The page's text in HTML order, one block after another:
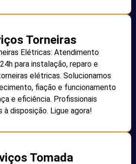
Torneiras
Elétricas: Atendimento
para instalação, reparo e
elétricas. Solucionamos
fiação e funcionamento
e eficiência. Profissionais
à disposição. Ligue agora!
Tomada